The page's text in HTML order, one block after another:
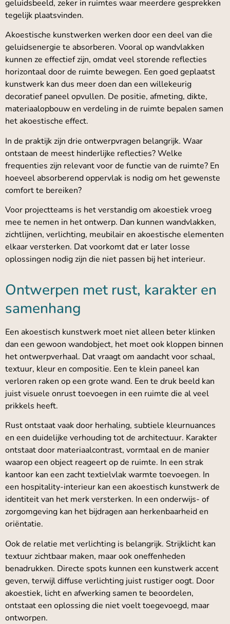
geluidsbeeld, zeker in ruimtes waar meerdere gesprekken
tegelijk plaatsvinden.
Akoestische kunstwerken werken door een deel van die
geluidsenergie te absorberen. Vooral op wandvlakken
kunnen ze effectief zijn, omdat veel storende reflecties
horizontaal door de ruimte bewegen. Een goed geplaatst
kunstwerk kan dus meer doen dan een willekeurig
decoratief paneel opvullen. De positie, afmeting, dikte,
materiaalopbouw en verdeling in de ruimte bepalen samen
het akoestische effect.
In de praktijk zijn drie ontwerpvragen belangrijk. Waar
ontstaan de meest hinderlijke reflecties? Welke
frequenties zijn relevant voor de functie van de ruimte? En
hoeveel absorberend oppervlak is nodig om het gewenste
comfort te bereiken?
Voor projectteams is het verstandig om akoestiek vroeg
mee te nemen in het ontwerp. Dan kunnen wandvlakken,
zichtlijnen, verlichting, meubilair en akoestische elementen
elkaar versterken. Dat voorkomt dat er later losse
oplossingen nodig zijn die niet passen bij het interieur.
Ontwerpen met rust, karakter en
samenhang
Een akoestisch kunstwerk moet niet alleen beter klinken
dan een gewoon wandobject, het moet ook kloppen binnen
het ontwerpverhaal. Dat vraagt om aandacht voor schaal,
textuur, kleur en compositie. Een te klein paneel kan
verloren raken op een grote wand. Een te druk beeld kan
juist visuele onrust toevoegen in een ruimte die al veel
prikkels heeft.
Rust ontstaat vaak door herhaling, subtiele kleurnuances
en een duidelijke verhouding tot de architectuur. Karakter
ontstaat door materiaalcontrast, vormtaal en de manier
waarop een object reageert op de ruimte. In een strak
kantoor kan een zacht textielvlak warmte toevoegen. In
een hospitality-interieur kan een akoestisch kunstwerk de
identiteit van het merk versterken. In een onderwijs- of
zorgomgeving kan het bijdragen aan herkenbaarheid en
oriëntatie.
Ook de relatie met verlichting is belangrijk. Strijklicht kan
textuur zichtbaar maken, maar ook oneffenheden
benadrukken. Directe spots kunnen een kunstwerk accent
geven, terwijl diffuse verlichting juist rustiger oogt. Door
akoestiek, licht en afwerking samen te beoordelen,
ontstaat een oplossing die niet voelt toegevoegd, maar
ontworpen.